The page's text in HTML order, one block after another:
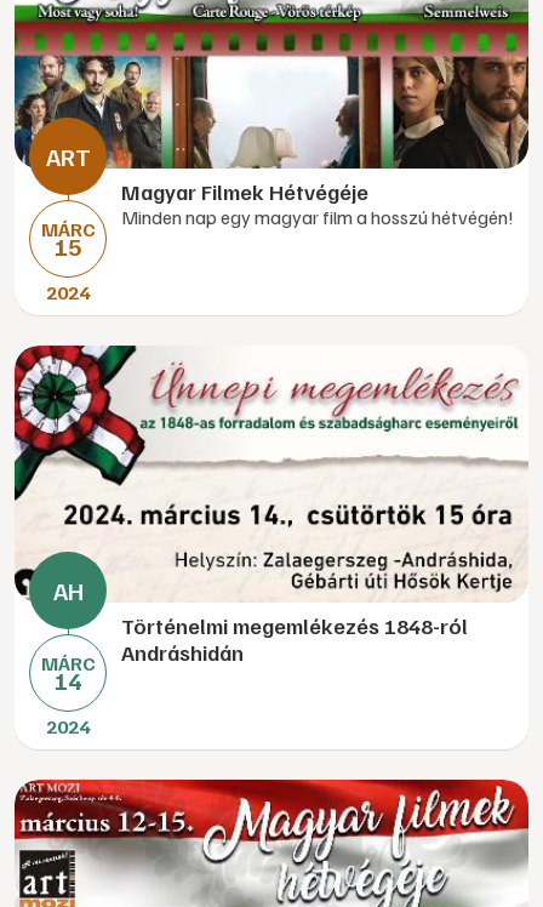
MÁRC
15
2024
Magyar Filmek Hétvégéje
Minden nap egy magyar film a hosszú hétvégén!
MÁRC
14
2024
Történelmi megemlékezés 1848-ról
Andráshidán